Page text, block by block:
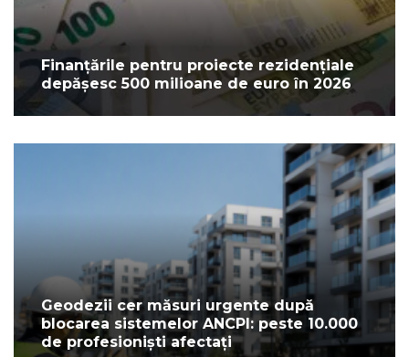
Finanțările pentru proiecte rezidențiale
depășesc 500 milioane de euro în 2026
Geodezii cer măsuri urgente după
blocarea sistemelor ANCPI: peste 10.000
de profesioniști afectați